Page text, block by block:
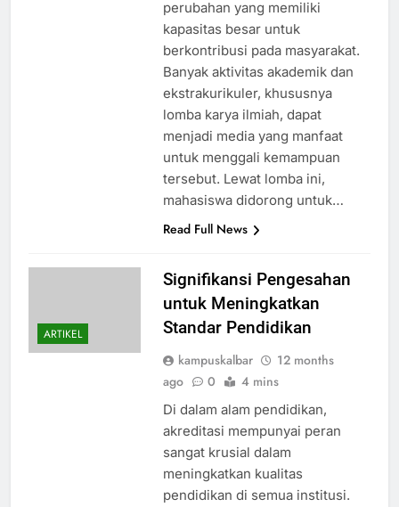
perubahan yang memiliki
kapasitas besar untuk
berkontribusi pada masyarakat.
Banyak aktivitas akademik dan
ekstrakurikuler, khususnya
lomba karya ilmiah, dapat
menjadi media yang manfaat
untuk menggali kemampuan
tersebut. Lewat lomba ini,
mahasiswa didorong untuk…
Read Full News
ARTIKEL
Signifikansi Pengesahan
untuk Meningkatkan
Standar Pendidikan
kampuskalbar
12 months
ago
0 4 mins
Di dalam alam pendidikan,
akreditasi mempunyai peran
sangat krusial dalam
meningkatkan kualitas
pendidikan di semua institusi.